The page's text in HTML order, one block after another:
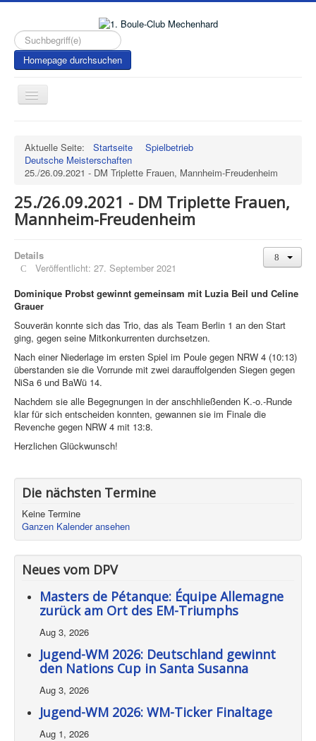
Suchen...
Homepage durchsuchen
Toggle
Navigation
Aktuelle Seite: Startseite
Spielbetrieb
Deutsche Meisterschaften
25./26.09.2021 - DM Triplette Frauen, Mannheim-Freudenheim
25./26.09.2021 - DM Triplette Frauen,
Mannheim-Freudenheim
Details
Veröffentlicht: 27. September 2021
Dominique Probst gewinnt gemeinsam mit Luzia Beil und Celine
Grauer
Souverän konnte sich das Trio, das als Team Berlin 1 an den Start
ging, gegen seine Mitkonkurrenten durchsetzen.
Nach einer Niederlage im ersten Spiel im Poule gegen NRW 4 (10:13)
überstanden sie die Vorrunde mit zwei darauffolgenden Siegen gegen
NiSa 6 und BaWü 14.
Nachdem sie alle Begegnungen in der anschhließenden K.-o.-Runde
klar für sich entscheiden konnten, gewannen sie im Finale die
Revenche gegen NRW 4 mit 13:8.
Herzlichen Glückwunsch!
Die nächsten Termine
Keine Termine
Ganzen Kalender ansehen
Neues vom DPV
Masters de Pétanque: Équipe Allemagne
zurück am Ort des EM-Triumphs
Aug 3, 2026
Jugend-WM 2026: Deutschland gewinnt
den Nations Cup in Santa Susanna
Aug 3, 2026
Jugend-WM 2026: WM-Ticker Finaltage
Aug 1, 2026